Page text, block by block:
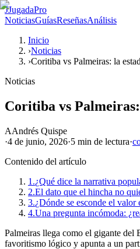
JJugadaPro
NoticiasGuíasReseñasAnálisis
Inicio
›Noticias
›Coritiba vs Palmeiras: la
Noticias
Coritiba vs
AAndrés Quispe
·4 de junio, 2026·5 min de lectura·
Contenido del artículo
1.¿Qué dice la narrativa
2.El dato que el hincha no
3.¿Dónde se esconde el valor
4.Una pregunta incómoda:
Palmeiras llega como el gigante
favoritismo lógico y apunta a un